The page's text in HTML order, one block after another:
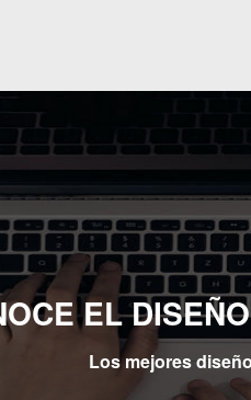
EL
Los mejores